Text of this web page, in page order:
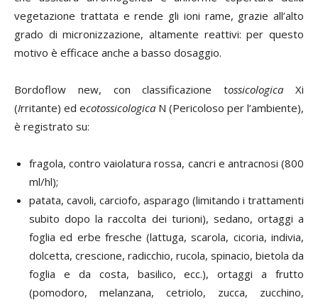
vegetazione trattata e rende gli ioni rame, grazie all’alto
grado di micronizzazione, altamente reattivi: per questo
motivo è efficace anche a basso dosaggio.
Bordoflow new, con classificazione tossicologicaXi
(Irritante) ed ecotossicologica N (Pericoloso per l’ambiente),
è registrato su:
fragola, contro vaiolatura rossa, cancri e antracnosi (800
ml/hl);
patata, cavoli, carciofo, asparago (limitando i trattamenti
subito dopo la raccolta dei turioni), sedano, ortaggi a
foglia ed erbe fresche (lattuga, scarola, cicoria, indivia,
dolcetta, crescione, radicchio, rucola, spinacio, bietola da
foglia e da costa, basilico, ecc.), ortaggi a frutto
(pomodoro, melanzana, cetriolo, zucca, zucchino,